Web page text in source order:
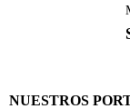
NUESTROS